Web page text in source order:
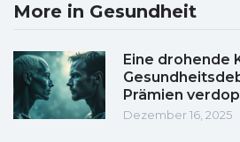
More in Gesundheit
Eine drohende
Prämien
Dezember 16, 2025